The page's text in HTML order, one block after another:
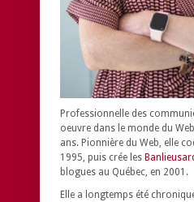
Professionnelle des
oeuvre dans le monde du
ans. Pionnière du Web, elle
1995, puis crée les
blogues au Québec, en 2001.
Elle a longtemps été